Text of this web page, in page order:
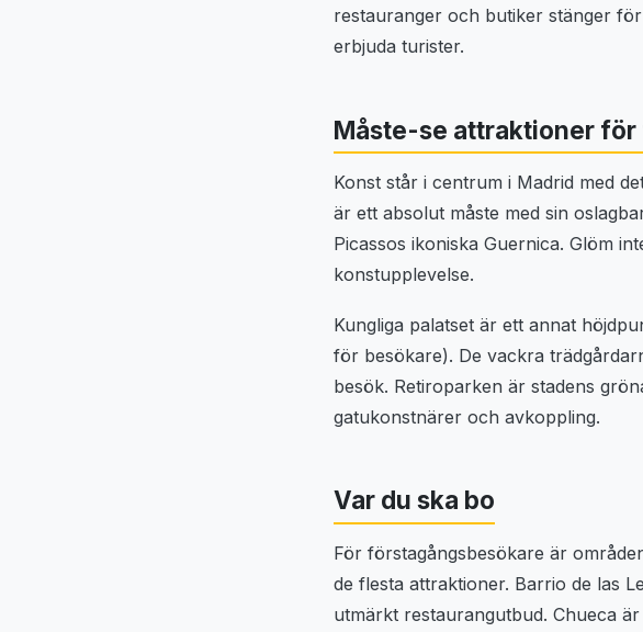
restauranger och butiker stänger
erbjuda turister.
Måste-se attraktioner
Konst står i centrum i Madrid med
är ett absolut måste med sin
Picassos ikoniska Guernica. Glöm
konstupplevelse.
Kungliga palatset är ett annat
för besökare). De vackra
besök. Retiroparken är stadens
gatukonstnärer och avkoppling.
Var du ska bo
För förstagångsbesökare är
de flesta attraktioner. Barrio de las
utmärkt restaurangutbud. Chueca